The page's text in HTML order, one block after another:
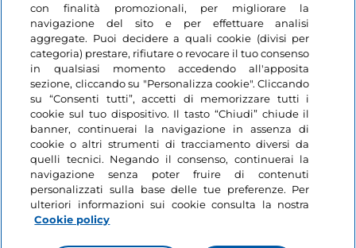
con finalità promozionali, per migliorare la
navigazione del sito e per effettuare analisi
aggregate. Puoi decidere a quali cookie (divisi per
categoria) prestare, rifiutare o revocare il tuo consenso
in qualsiasi momento accedendo all'apposita
sezione, cliccando su "Personalizza cookie". Cliccando
su “Consenti tutti”, accetti di memorizzare tutti i
cookie sul tuo dispositivo. Il tasto “Chiudi” chiude il
banner, continuerai la navigazione in assenza di
cookie o altri strumenti di tracciamento diversi da
quelli tecnici. Negando il consenso, continuerai la
navigazione senza poter fruire di contenuti
personalizzati sulla base delle tue preferenze. Per
ulteriori informazioni sui cookie consulta la nostra
Cookie policy